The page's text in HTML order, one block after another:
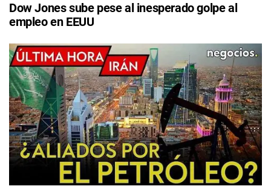
Dow Jones sube pese al inesperado golpe al
empleo en EEUU